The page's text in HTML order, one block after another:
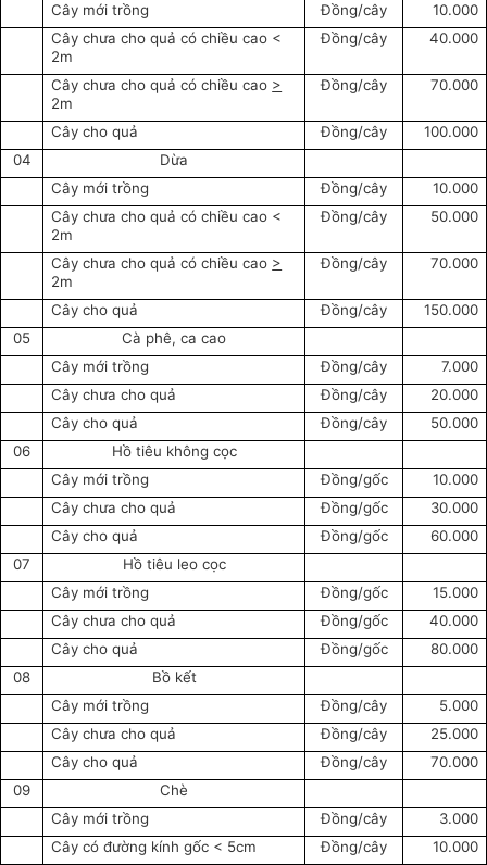
Cây mới trồng
Đồng/cây
10.000
Cây chưa cho quả có chiều cao <
2m
Đồng/cây 40.000
Cây chưa cho quả có chiều cao >
2m
Đồng/cây 70.000
Cây cho quả Đồng/cây
100.000
04
Dừa
Cây mới trồng
Đồng/cây
10.000
Cây chưa cho quả có chiều cao <
2m
Đồng/cây 50.000
Cây chưa cho quả có chiều cao >
2m
Đồng/cây 70.000
Cây cho quả Đồng/cây
150.000
05
Cà phê, ca cao
Cây mới trồng
Đồng/cây
7.000
Cây chưa cho quả
Đồng/cây
20.000
Cây cho quả
Đồng/cây
50.000
06
Hồ tiêu không cọc
Cây mới trồng
Đồng/gốc
10.000
Cây chưa cho quả
Đồng/gốc
30.000
Cây cho quả
Đồng/gốc
60.000
07
Hồ tiêu leo cọc
Cây mới trồng
Đồng/gốc
15.000
Cây chưa cho quả
Đồng/gốc
40.000
Cây cho quả
Đồng/gốc
80.000
08
Bồ kết
Cây mới trồng
Đồng/cây
5.000
Cây chưa cho quả
Đồng/cây
25.000
Cây cho quả
Đồng/cây
70.000
09
Chè
Cây mới trồng
Đồng/cây
3.000
Cây có đường kính gốc < 5cm
Đồng/cây
10.000